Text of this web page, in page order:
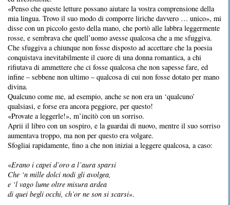
«Penso che queste letture possano aiutare la vostra comprensione della
mia lingua. Trovo il suo modo di comporre liriche davvero … unico», mi
disse con un piccolo gesto della mano, che portò alle labbra leggermente
rosse, e sembrava che quell’uomo avesse qualcosa che a me sfuggiva.
Che sfuggiva a chiunque non fosse disposto ad accettare che la poesia
conquistava inevitabilmente il cuore di una donna romantica, a chi
rifiutava di ammettere che ci fosse qualcosa che non sapesse fare, ed
infine – sebbene non ultimo – qualcosa di cui non fosse dotato per mano
divina.
Qualcuno come me, ad esempio, anche se non era un ‘qualcuno’
qualsiasi, e forse era ancora peggiore, per questo!
«Provate a leggerle!», m’incitò con un sorriso.
Aprii il libro con un sospiro, e la guardai di nuovo, mentre il suo sorriso
aumentava troppo, ma non per questo era volgare.
Sfogliai rapidamente, fino a che non iniziai a leggere qualcosa, a caso:
«Erano i capei d’oro a l’aura sparsi
Che ‘n mille dolci nodi gli avolgea,
e ‘l vago lume oltre misura ardea
di quei begli occhi, ch’or ne son si scarsi».